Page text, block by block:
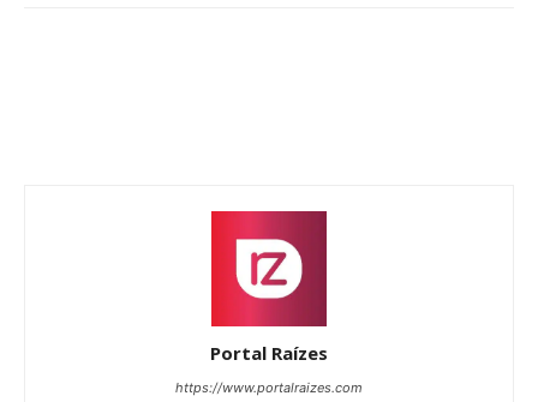
Portal Raízes
https://www.portalraizes.com